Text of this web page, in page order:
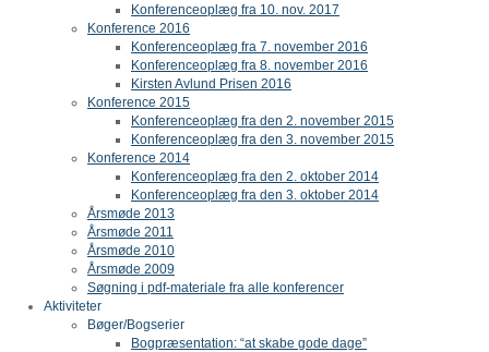
Konferenceoplæg fra 10. nov. 2017
Konference 2016
Konferenceoplæg fra 7. november 2016
Konferenceoplæg fra 8. november 2016
Kirsten Avlund Prisen 2016
Konference 2015
Konferenceoplæg fra den 2. november 2015
Konferenceoplæg fra den 3. november 2015
Konference 2014
Konferenceoplæg fra den 2. oktober 2014
Konferenceoplæg fra den 3. oktober 2014
Årsmøde 2013
Årsmøde 2011
Årsmøde 2010
Årsmøde 2009
Søgning i pdf-materiale fra alle konferencer
Aktiviteter
Bøger/Bogserier
Bogpræsentation: “at skabe gode dage”